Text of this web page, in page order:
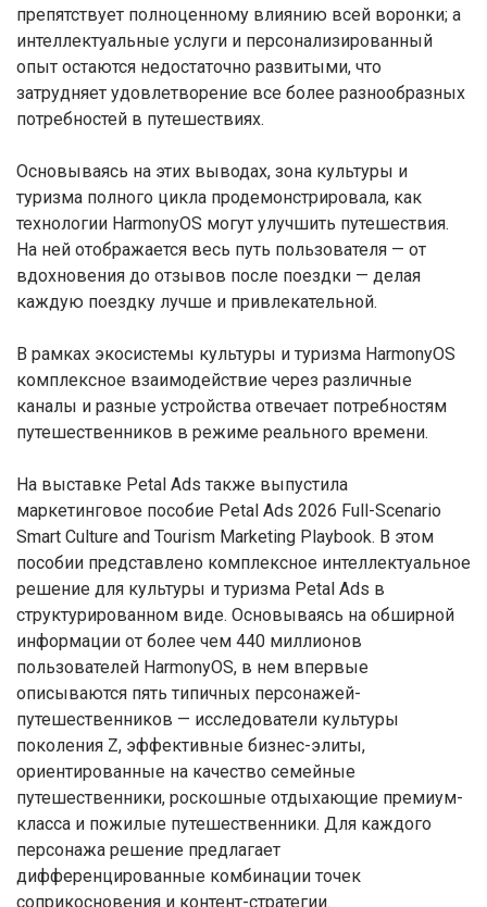
препятствует полноценному влиянию всей воронки; а
интеллектуальные услуги и персонализированный
опыт остаются недостаточно развитыми, что
затрудняет удовлетворение все более разнообразных
потребностей в путешествиях.
Основываясь на этих выводах, зона культуры и
туризма полного цикла продемонстрировала, как
технологии HarmonyOS могут улучшить путешествия.
На ней отображается весь путь пользователя — от
вдохновения до отзывов после поездки — делая
каждую поездку лучше и привлекательной.
В рамках экосистемы культуры и туризма HarmonyOS
комплексное взаимодействие через различные
каналы и разные устройства отвечает потребностям
путешественников в режиме реального времени.
На выставке Petal Ads также выпустила
маркетинговое пособие Petal Ads 2026 Full-Scenario
Smart Culture and Tourism Marketing Playbook. В этом
пособии представлено комплексное интеллектуальное
решение для культуры и туризма Petal Ads в
структурированном виде. Основываясь на обширной
информации от более чем 440 миллионов
пользователей HarmonyOS, в нем впервые
описываются пять типичных персонажей-
путешественников — исследователи культуры
поколения Z, эффективные бизнес-элиты,
ориентированные на качество семейные
путешественники, роскошные отдыхающие премиум-
класса и пожилые путешественники. Для каждого
персонажа решение предлагает
дифференцированные комбинации точек
соприкосновения и контент-стратегии.